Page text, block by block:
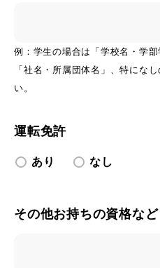
例：学生の場合は「学校名・学
「社名・所属団体名」、特にな
い。
運転免許
あり なし
その他お持ちの資格など